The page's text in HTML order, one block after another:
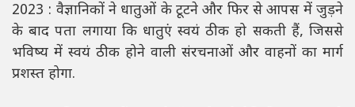
2023 : वैज्ञानिकों ने धातुओं के टूटने और फिर से आपस में जुड़ने
के बाद पता लगाया कि धातुएं स्वयं ठीक हो सकती हैं, जिससे
भविष्य में स्वयं ठीक होने वाली संरचनाओं और वाहनों का मार्ग
प्रशस्त होगा.